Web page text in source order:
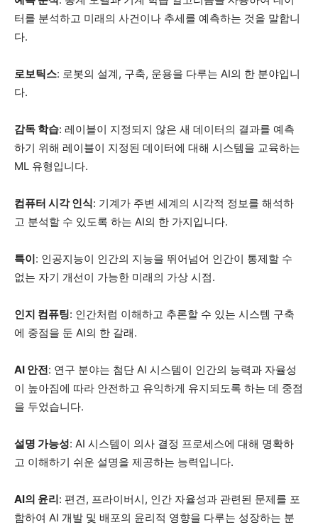
터를 분석하고 미래의 사건이나 추세를 예측하는 것을 말합니
다.
로보틱스: 로봇의 설계, 구축, 운용을 다루는 AI의 한 분야입니
다.
감독 학습: 레이블이 지정되지 않은 새 데이터의 결과를 예측
하기 위해 레이블이 지정된 데이터에 대해 시스템을 교육하는
ML 유형입니다.
컴퓨터 시각 인식: 기계가 주변 세계의 시각적 정보를 해석하
고 분석할 수 있도록 하는 AI의 한 가지입니다.
특이: 인공지능이 인간의 지능을 뛰어넘어 인간이 통제할 수
없는 자기 개선이 가능한 미래의 가상 시점.
인지 컴퓨팅: 인간처럼 이해하고 추론할 수 있는 시스템 구축
에 중점을 둔 AI의 한 갈래.
AI 안전: 연구 분야는 첨단 AI 시스템이 인간의 능력과 자율성
이 높아짐에 따라 안전하고 유익하게 유지되도록 하는 데 중점
을 두었습니다.
설명 가능성: AI 시스템이 의사 결정 프로세스에 대해 명확하
고 이해하기 쉬운 설명을 제공하는 능력입니다.
AI의 윤리: 편견, 프라이버시, 인간 자율성과 관련된 문제를 포
함하여 AI 개발 및 배포의 윤리적 영향을 다루는 성장하는 분